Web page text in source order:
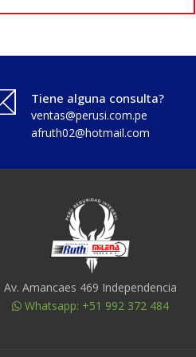
Tiene alguna consulta?
ventas@perusi.com.pe
afruth02@hotmail.com
Av. Amancaes 469 Independencia
Whatsapp: +51 992 372 484